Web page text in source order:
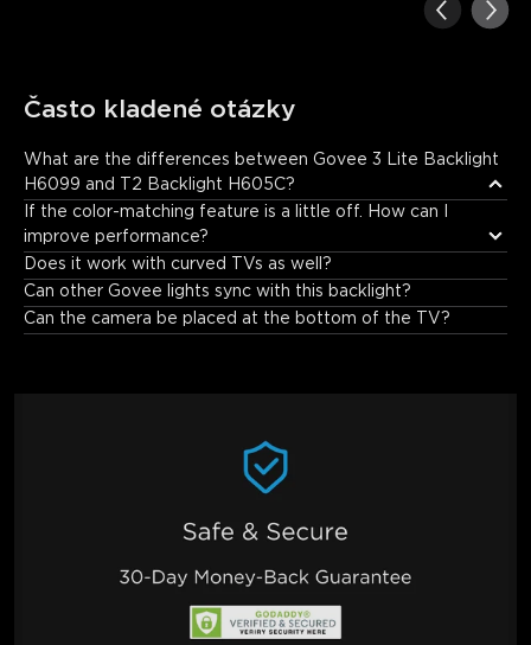
Často kladené otázky
What are the differences between Govee 3 Lite Backlight
H6099 and T2 Backlight H605C?
H605C is designed with dual cameras and double the number of
LED beads for improved color-matching performance, and the
camera's gravity-stabilization structure allows for easier
installation, including on ultra-thin TVs.
If the color-matching feature is a little off. How can I
improve performance?
Does it work with curved TVs as well?
Can other Govee lights sync with this backlight?
Can the camera be placed at the bottom of the TV?